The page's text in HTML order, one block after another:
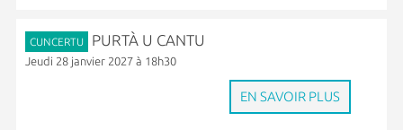
CUNCERTU PURTÀ U CANTU
Jeudi 28 janvier 2027 à 18h30
EN SAVOIR PLUS